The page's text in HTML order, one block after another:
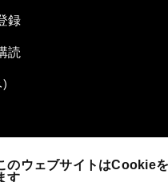
のウェブサイトはCookie
す
with Jane Goodall and
Vision
on South Asia
録
読
の取り組み